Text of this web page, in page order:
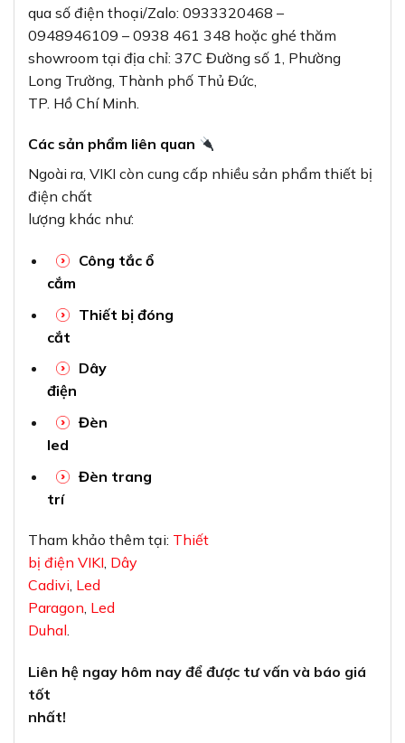
qua số điện thoại/Zalo: 0933320468 –
0948946109 – 0938 461 348 hoặc ghé thăm
showroom tại địa chỉ: 37C Đường số 1, Phường
Long Trường, Thành phố Thủ Đức,
TP. Hồ Chí Minh.
Các sản phẩm liên quan
Ngoài ra, VIKI còn cung cấp nhiều sản phẩm thiết bị
điện chất
lượng khác như:
Công tắc ổ
cắm
Thiết bị đóng
cắt
Dây
điện
Đèn
led
Đèn trang
trí
Tham khảo thêm tại: Thiết
bị điện VIKI, Dây
Cadivi, Led
Paragon, Led
Duhal.
Liên hệ ngay hôm nay để được tư vấn và báo giá
tốt
nhất!